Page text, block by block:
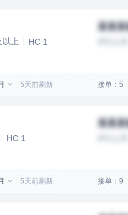
以上 HC 1
某某
5天前刷新 接单：5
HC 1
某某
5天前刷新 接单：9